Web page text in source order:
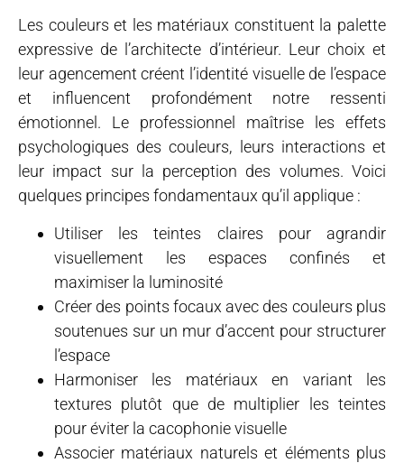
Les couleurs et les matériaux constituent la palette
expressive de l’architecte d’intérieur. Leur choix et
leur agencement créent l’identité visuelle de l’espace
et influencent profondément notre ressenti
émotionnel. Le professionnel maîtrise les effets
psychologiques des couleurs, leurs interactions et
leur impact sur la perception des volumes. Voici
quelques principes fondamentaux qu’il applique :
Utiliser les teintes claires pour agrandir
visuellement les espaces confinés et
maximiser la luminosité
Créer des points focaux avec des couleurs plus
soutenues sur un mur d’accent pour structurer
l’espace
Harmoniser les matériaux en variant les
textures plutôt que de multiplier les teintes
pour éviter la cacophonie visuelle
Associer matériaux naturels et éléments plus